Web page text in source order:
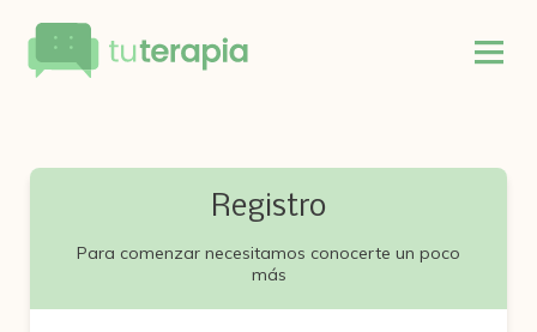
Registro
Para comenzar necesitamos conocerte un poco
más